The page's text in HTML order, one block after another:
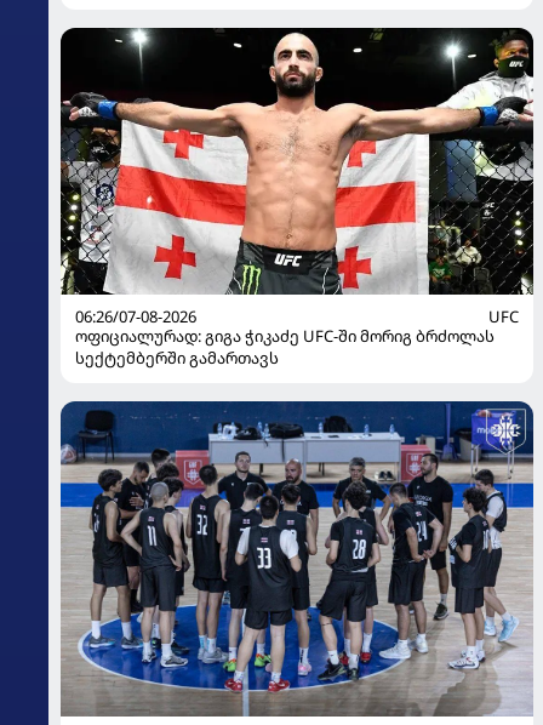
06:26/07-08-2026
UFC
ოფიციალურად: გიგა ჭიკაძე UFC-ში მორიგ ბრძოლას
სექტემბერში გამართავს